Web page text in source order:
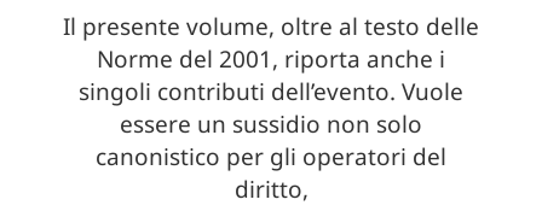
Il presente volume, oltre al testo delle
Norme del 2001, riporta anche i
singoli contributi dell’evento. Vuole
essere un sussidio non solo
canonistico per gli operatori del
diritto,